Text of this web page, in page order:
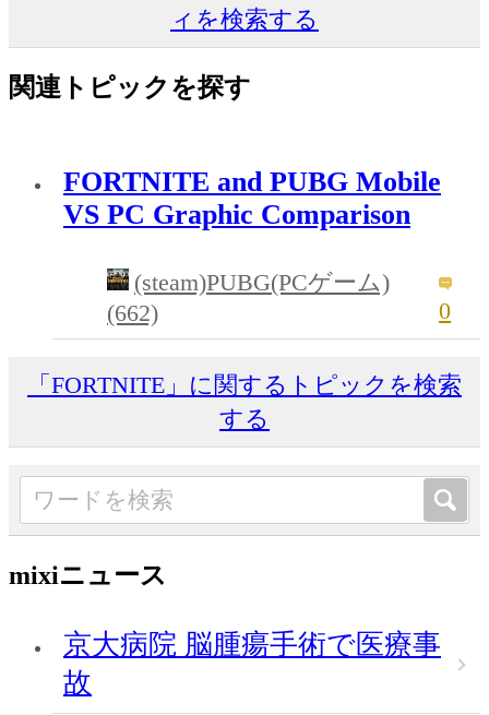
ィを検索する
関連トピックを探す
FORTNITE and PUBG Mobile
VS PC Graphic Comparison
(steam)PUBG(PCゲーム)
(662)
0
「FORTNITE」に関するトピックを検索
する
mixiニュース
京大病院 脳腫瘍手術で医療事
故